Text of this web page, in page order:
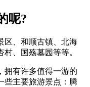
呢?
区、和顺古镇、北海
、国殇墓园等等。
拥有许多值得一游的
些主要旅游景点：腾